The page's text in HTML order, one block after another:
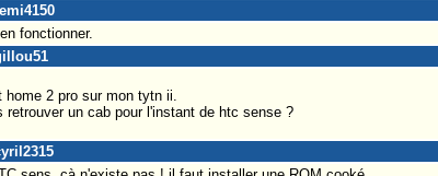
fonctionner.
2 pro sur mon tytn ii.
retrouver un cab pour l'instant de htc sense ?